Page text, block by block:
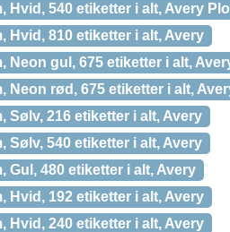
Hvid, 540 etiketter i alt, Avery
Hvid, 810 etiketter i alt, Avery
Neon gul, 675 etiketter i alt,
Neon rød, 675 etiketter i alt,
Sølv, 216 etiketter i alt, Avery
Sølv, 540 etiketter i alt, Avery
Gul, 480 etiketter i alt, Avery
Hvid, 192 etiketter i alt, Avery
Hvid, 240 etiketter i alt, Avery